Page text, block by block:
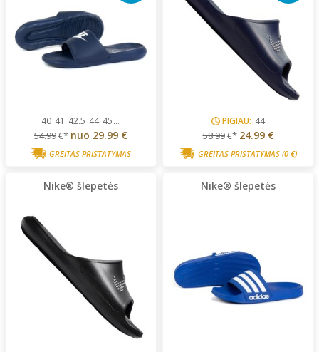
40 41 42.5 44 45...
54.99€* nuo 29.99 €
GREITAS PRISTATYMAS
PIGIAU: 44
58.99€* 24.99 €
GREITAS PRISTATYMAS (0 €)
Nike® šlepetės Nike® šlepetės